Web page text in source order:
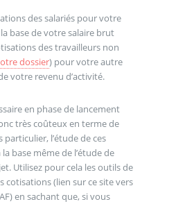
des salariés pour votre
base de votre salaire brut
des travailleurs non
dossier) pour votre autre
votre revenu d’activité.
en phase de lancement
très coûteux en terme de
particulier, l’étude de ces
base même de l’étude de
Utilisez pour cela les outils de
cotisations (lien sur ce site vers
en sachant que, si vous